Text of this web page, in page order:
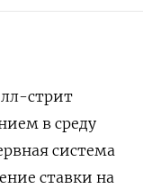
стрит
в среду
система
ставки на